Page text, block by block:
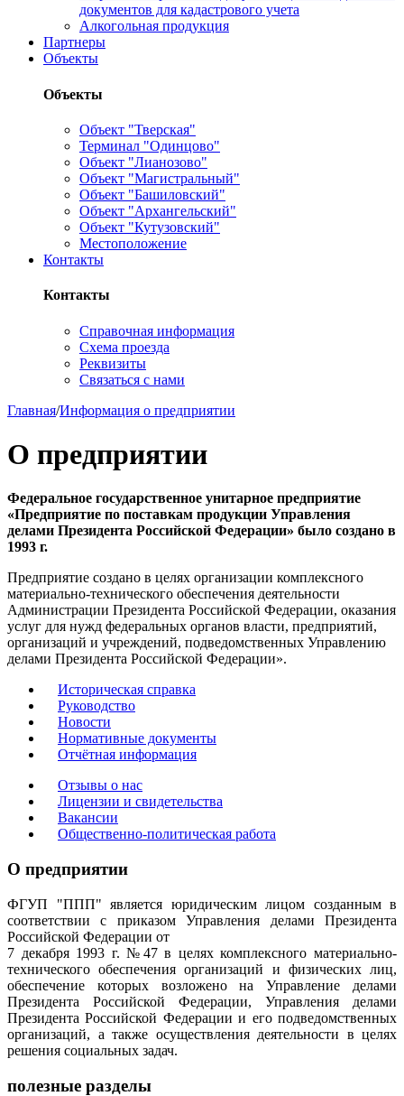
документов для кадастрового учета
Алкогольная продукция
Партнеры
Объекты
Объекты
Объект "Тверская"
Терминал "Одинцово"
Объект "Лианозово"
Объект "Магистральный"
Объект "Башиловский"
Объект "Архангельский"
Объект "Кутузовский"
Местоположение
Контакты
Контакты
Справочная информация
Схема проезда
Реквизиты
Связаться с нами
Главная/Информация о предприятии
О предприятии
Федеральное государственное унитарное предприятие
«Предприятие по поставкам продукции Управления
делами Президента Российской Федерации» было создано в
1993 г.
Предприятие создано в целях организации комплексного
материально-технического обеспечения деятельности
Администрации Президента Российской Федерации, оказания
услуг для нужд федеральных органов власти, предприятий,
организаций и учреждений, подведомственных Управлению
делами Президента Российской Федерации».
Историческая справка
Руководство
Новости
Нормативные документы
Отчётная информация
Отзывы о нас
Лицензии и свидетельства
Вакансии
Общественно-политическая работа
О предприятии
ФГУП "ППП" является юридическим лицом созданным в
соответствии с приказом Управления делами Президента
Российской Федерации от
7 декабря 1993 г. №47 в целях комплексного материально-
технического обеспечения организаций и физических лиц,
обеспечение которых возложено на Управление делами
Президента Российской Федерации, Управления делами
Президента Российской Федерации и его подведомственных
организаций, а также осуществления деятельности в целях
решения социальных задач.
полезные разделы